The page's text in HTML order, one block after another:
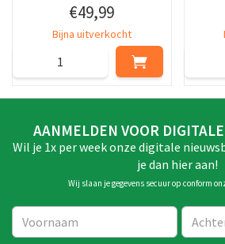
€49,99
Bijna uitverkocht
AANMELDEN VOOR
Wil je 1x per week onze digitale
je dan hier aan!
Wij slaan je gegevens secuur op conform